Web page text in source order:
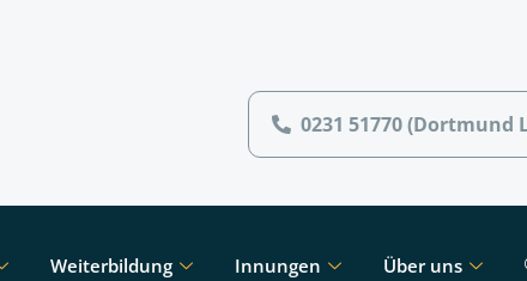
0231 51770 (Dortmund
Weiterbildung Innungen Über uns